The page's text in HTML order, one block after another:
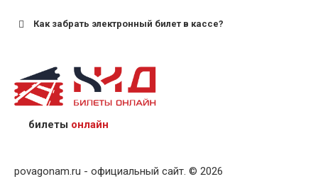
Как забрать электронный билет в кассе?
назвав кассиру 14-значный номер заказа;
предъявив удостоверение личности пассажира, на
кого оформлен билет.
билеты онлайн
povagonam.ru - официальный сайт. © 2026